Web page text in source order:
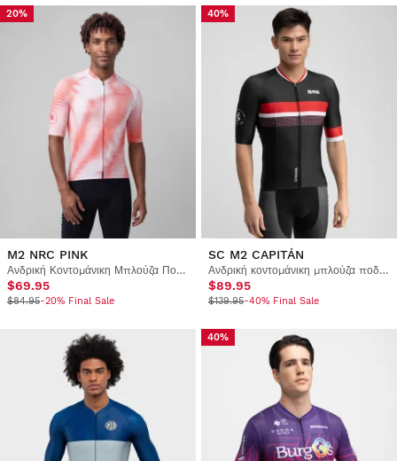
20%
M2 NRC PINK
Ανδρική Κοντομάνικη Μπλούζα Ποδηλασίας
$69.95
$84.95-20% Final Sale
40%
SC M2 CAPITÁN
Ανδρική κοντομάνικη μπλούζα ποδηλασίας Real Sporting de Gijón x Siroko
$89.95
$139.95-40% Final Sale
40%